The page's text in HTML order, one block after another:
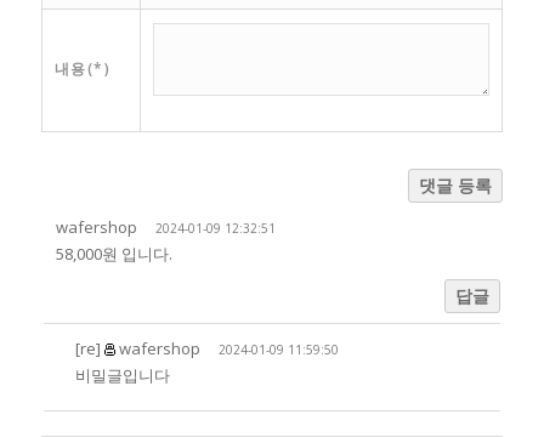
내용(*)
댓글 등록
wafershop 2024-01-09 12:32:51
58,000원 입니다.
답글
[re] wafershop 2024-01-09 11:59:50
비밀글입니다